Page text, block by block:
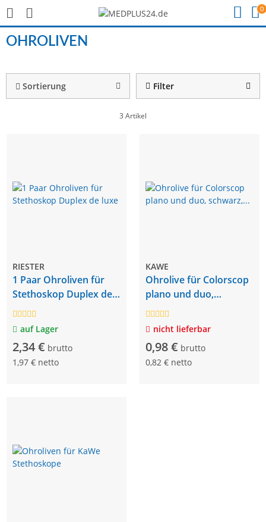
0
OHROLIVEN
Filter
Sortierung
3 Artikel
RIESTER
1 Paar Ohroliven für
Stethoskop Duplex de
luxe
auf Lager
2,34 € brutto
1,97 € netto
KAWE
Ohrolive für Colorscop
plano und duo,
schwarz, Weichgummi
nicht lieferbar
0,98 € brutto
0,82 € netto